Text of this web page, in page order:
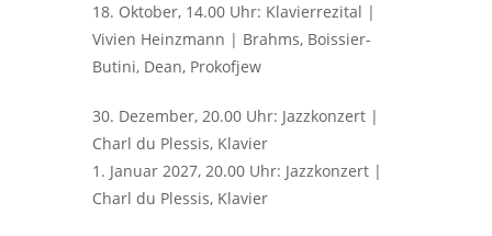
18. Oktober, 14.00 Uhr: Klavierrezital |
Vivien Heinzmann | Brahms, Boissier-
Butini, Dean, Prokofjew
30. Dezember, 20.00 Uhr: Jazzkonzert |
Charl du Plessis, Klavier
1. Januar 2027, 20.00 Uhr: Jazzkonzert |
Charl du Plessis, Klavier